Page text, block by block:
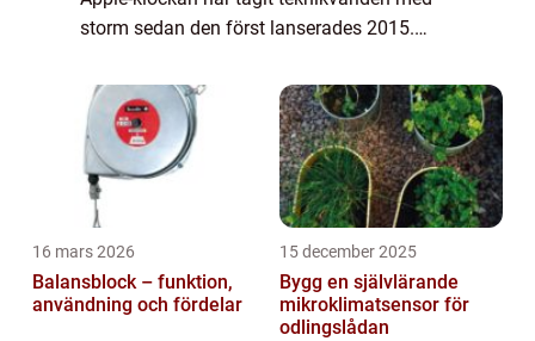
storm sedan den först lanserades 2015.
del av vår vardag och erbjuder en mängd
olika fun...
16 mars 2026
Balansblock – funktion,
användning och fördelar
15 december 2025
Bygg en självlärande
mikroklimatsensor för
odlingslådan